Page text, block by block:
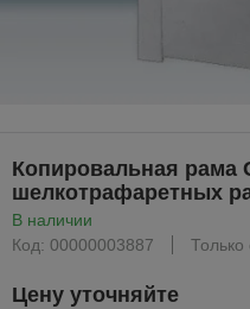
Копировальная рама
шелкотрафаретных
В наличии
Код: 00000003887
Только
Цену уточняйте